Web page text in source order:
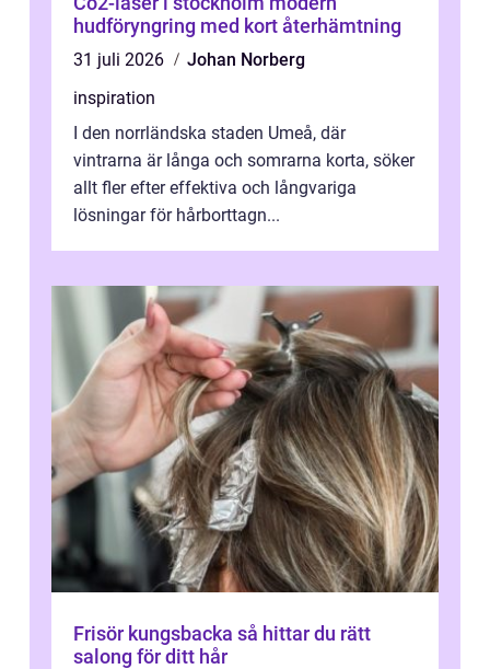
hudföryngring med kort återhämtning
31 juli 2026
Johan Norberg
inspiration
I den norrländska staden Umeå, där
vintrarna är långa och somrarna korta, söker
allt fler efter effektiva och långvariga
lösningar för hårborttagn...
Frisör kungsbacka så hittar du rätt
salong för ditt hår